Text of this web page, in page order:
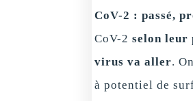
CoV-2 : passé,
CoV-2 selon leur
virus va aller.
à potentiel de